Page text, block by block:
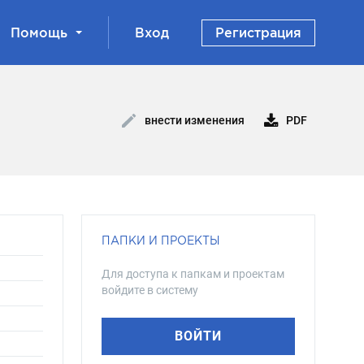
Помощь Вход Регистрация
внести изменения PDF
ПАПКИ И ПРОЕКТЫ
Для доступа к папкам и проектам
войдите в систему
ВОЙТИ